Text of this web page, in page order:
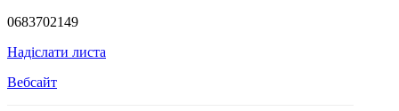
0683702149
Надіслати листа
Вебсайт